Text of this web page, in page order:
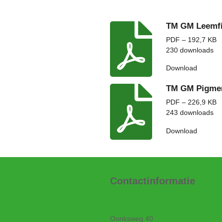
TM GM
PDF – 192,7 KB
230 downloads
Download
TM GM
PDF – 226,9 KB
243 downloads
Download
Contactinformatie
Oonksweg 40